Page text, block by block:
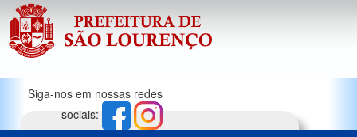
Siga-nos em nossas redes
sociais: